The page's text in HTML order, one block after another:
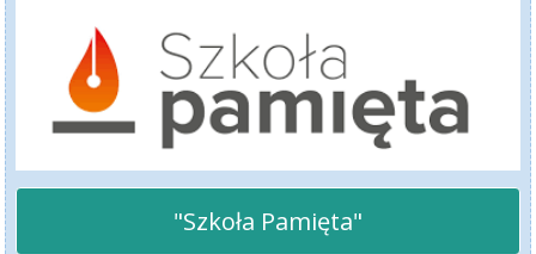
"Szkoła Pamięta"